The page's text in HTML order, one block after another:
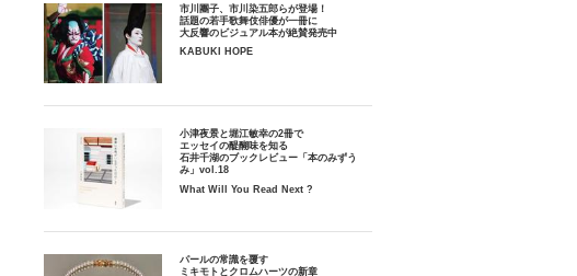
市川團子、市川染五郎らが登場！
話題の若手歌舞伎俳優が一冊に
大反響のビジュアル本が絶賛発売中
KABUKI HOPE
小津夜景と堀江敏幸の2冊で
エッセイの醍醐味を知る
石井千湖のブックレビュー「本のみずう
み」vol.18
What Will You Read Next ?
パールの常識を覆す
ミキモトとクロムハーツの新章